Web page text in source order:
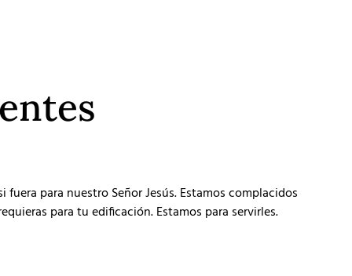
para nuestro Señor Jesús. Estamos complacidos
para tu edificación. Estamos para servirles.